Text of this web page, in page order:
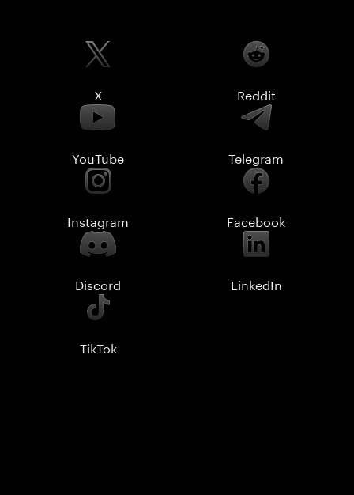
X Reddit
YouTube Telegram
Instagram Facebook
Discord LinkedIn
TikTok